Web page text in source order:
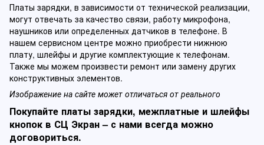
Платы зарядки, в зависимости от технической реализации,
могут отвечать за качество связи, работу микрофона,
наушников или определенных датчиков в телефоне. В
нашем сервисном центре можно приобрести нижнюю
плату, шлейфы и другие комплектующие к телефонам.
Также мы можем произвести ремонт или замену других
конструктивных элементов.
Изображение на сайте может отличаться от реального
Покупайте платы зарядки, межплатные и шлейфы
кнопок в СЦ Экран – с нами всегда можно
договориться.